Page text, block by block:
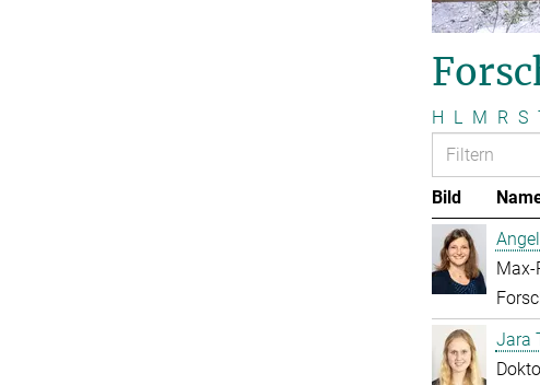
H L M R S
Bild
Max-
Jara